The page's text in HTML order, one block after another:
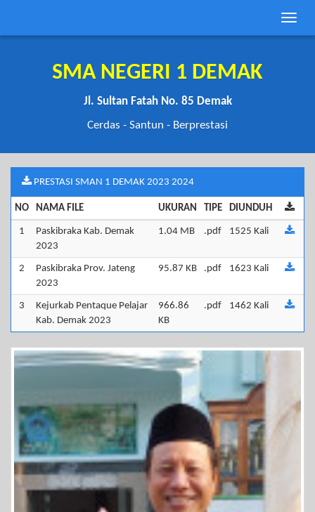
Toggle
SMA NEGERI 1 DEMAK
Jl. Sultan Fatah No. 85 Demak
Cerdas - Santun - Berprestasi
PRESTASI SMAN 1 DEMAK 2023 2024
NO NAMA FILE UKURAN TIPE DIUNDUH
1
Paskibraka Kab. Demak
2023
1.04 MB .pdf 1525 Kali
2
Paskibraka Prov. Jateng
2023
95.87 KB .pdf 1623 Kali
3
Kejurkab Pentaque Pelajar
Kab. Demak 2023
966.86
KB
.pdf 1462 Kali